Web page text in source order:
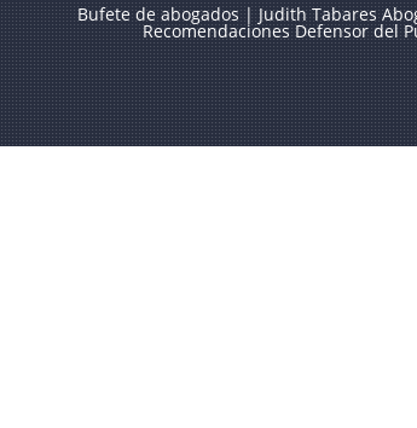
Bufete de abogados | Judith Tabares
Recomendaciones Defensor del